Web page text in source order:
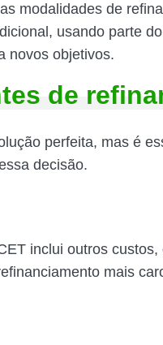
modalidades de
usando parte
novos objetivos.
de
perfeita, mas é
decisão.
inclui outros custos,
mais